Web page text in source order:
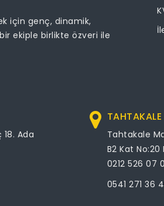
için genç, dinamik,
ekiple birlikte özveri ile
Ada
Tahtakale
B2 Kat
0212 526 07
0541 271 36